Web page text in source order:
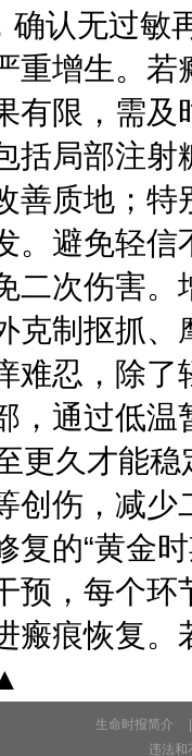
确认无过敏
重增生。
有限，需
括局部注
善质地；
。避免轻
二次伤害
克制抠抓
难忍，除
，通过低
更久才能
创伤，减
复的“黄金
预，每个
瘢痕恢复
生命时报简介
违法和